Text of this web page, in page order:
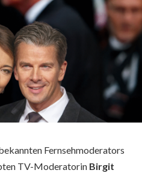
Fernsehmoderators
TV-Moderatorin Birgit